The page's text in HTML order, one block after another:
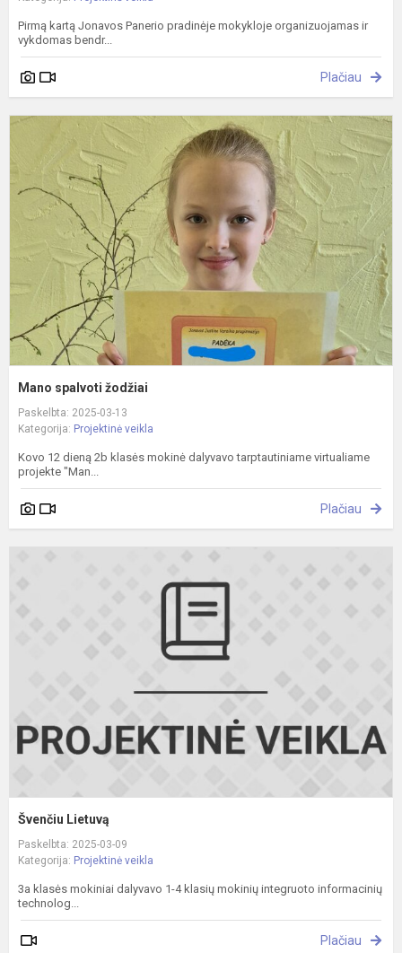
Pirmą kartą Jonavos Panerio pradinėje mokykloje organizuojamas ir
vykdomas bendr...
Plačiau
Mano spalvoti žodžiai
Paskelbta: 2025-03-13
Kategorija: Projektinė veikla
Kovo 12 dieną 2b klasės mokinė dalyvavo tarptautiniame virtualiame
projekte "Man...
Plačiau
Švenčiu Lietuvą
Paskelbta: 2025-03-09
Kategorija: Projektinė veikla
3a klasės mokiniai dalyvavo 1-4 klasių mokinių integruoto informacinių
technolog...
Plačiau